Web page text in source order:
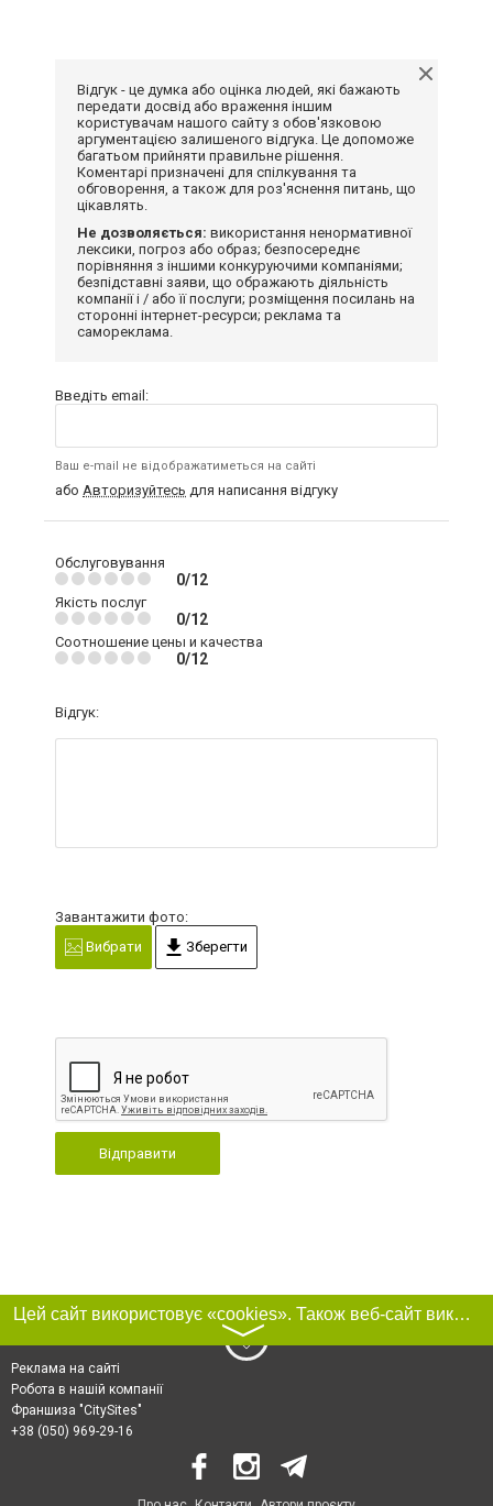
Відгук - це думка або оцінка людей, які бажають
передати досвід або враження іншим
користувачам нашого сайту з обов'язковою
аргументацією залишеного відгука. Це допоможе
багатьом прийняти правильне рішення.
Коментарі призначені для спілкування та
обговорення, а також для роз'яснення питань, що
цікавлять.
Не дозволяється: використання ненормативної
лексики, погроз або образ; безпосереднє
порівняння з іншими конкуруючими компаніями;
безпідставні заяви, що ображають діяльність
компанії і / або її послуги; розміщення посилань на
сторонні інтернет-ресурси; реклама та
самореклама.
Введіть email:
Ваш e-mail не відображатиметься на сайті
або Авторизуйтесь для написання відгуку
Обслуговування
0/12
Якість послуг
0/12
Соотношение цены и качества
0/12
Відгук:
Завантажити фото:
Вибрати
Зберегти
Відправити
Цей сайт використовує «cookies». Також веб-сайт використовує інтернет-сервіс для збору технічних даних стосовно відвідувачів з метою отримання маркетингової та статистичної інформації. Умови обробки даних відвідувачів сайту див.
〉
Реклама на сайті
Робота в нашій компанії
Франшиза "CitySites"
+38 (050) 969-29-16